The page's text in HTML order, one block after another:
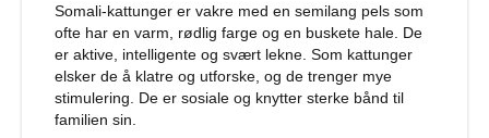
d
T
g
g
e
Somali-kattunger er vakre med en semilang pels som
ofte har en varm, rødlig farge og en buskete hale. De
er aktive, intelligente og svært lekne. Som kattunger
elsker de å klatre og utforske, og de trenger mye
stimulering. De er sosiale og knytter sterke bånd til
familien sin.